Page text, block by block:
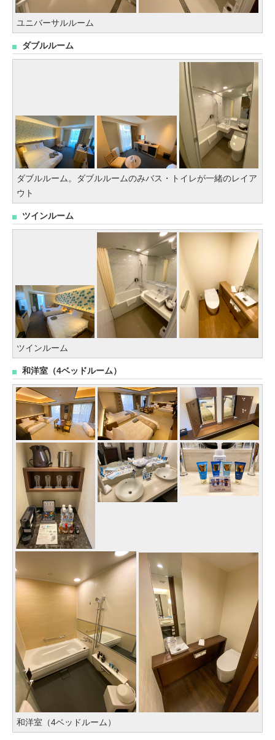
ユニバーサルルーム
ダブルルーム
ダブルルーム。ダブルルームのみバス・トイレが一緒のレイア
ウト
ツインルーム
ツインルーム
和洋室（4ベッドルーム）
和洋室（4ベッドルーム）